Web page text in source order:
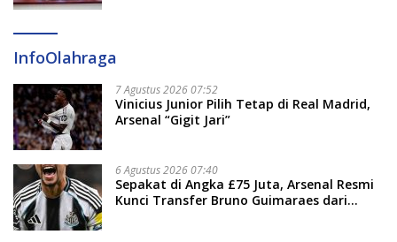
InfoOlahraga
7 Agustus 2026 07:52
Vinicius Junior Pilih Tetap di Real Madrid,
Arsenal “Gigit Jari”
6 Agustus 2026 07:40
Sepakat di Angka £75 Juta, Arsenal Resmi
Kunci Transfer Bruno Guimaraes dari